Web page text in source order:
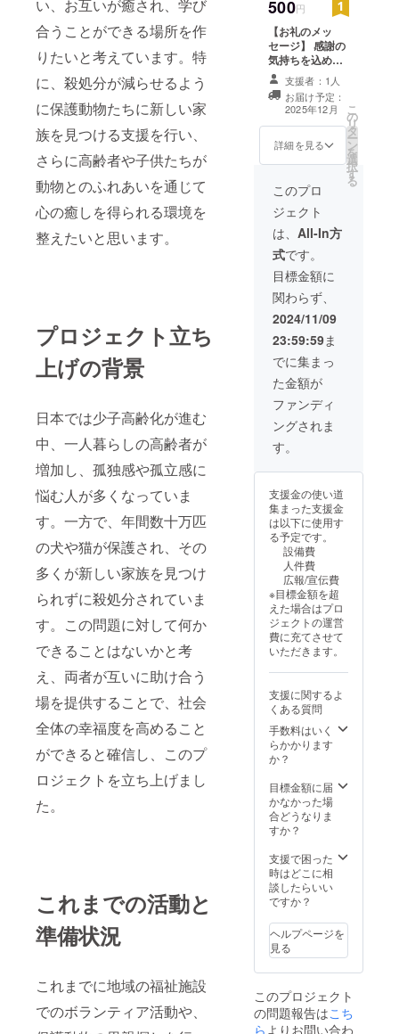
い、お互いが癒され、学び
合うことができる場所を作
りたいと考えています。特
に、殺処分が減らせるよう
に保護動物たちに新しい家
族を見つける支援を行い、
さらに高齢者や子供たちが
動物とのふれあいを通じて
心の癒しを得られる環境を
整えたいと思います。
プロジェクト立ち
上げの背景
日本では少子高齢化が進む
中、一人暮らしの高齢者が
増加し、孤独感や孤立感に
悩む人が多くなっていま
す。一方で、年間数十万匹
の犬や猫が保護され、その
多くが新しい家族を見つけ
られずに殺処分されていま
す。この問題に対して何か
できることはないかと考
え、両者が互いに助け合う
場を提供することで、社会
全体の幸福度を高めること
ができると確信し、このプ
ロジェクトを立ち上げまし
た。
これまでの活動と
準備状況
これまでに地域の福祉施設
でのボランティア活動や、
500円
【お礼のメッ
セージ】 感謝の
気持ちを込め
て、お礼のメッ
セージをお送り
します。
支援者：1人
お届け予定：
2025年12月
詳細を見る
こ
の
リ
タ
ー
ン
を
選
択
す
る
このプロ
ジェクト
は、 All-In方
式です。
目標金額に
関わらず、
2024/11/09
23:59:59ま
でに集まっ
た金額が
ファンディ
ングされま
す。
支援金の使い道
集まった支援金
は以下に使用す
る予定です。
設備費
人件費
広報/宣伝費
※目標金額を超
えた場合はプロ
ジェクトの運営
費に充てさせて
いただきます。
支援に関するよ
くある質問
手数料はいく
らかかります
か？
目標金額に届
かなかった場
合どうなりま
すか？
支援で困った
時はどこに相
談したらいい
ですか？
ヘルプページを
見る
このプロジェクト
の問題報告はこち
ら よりお問い合わ